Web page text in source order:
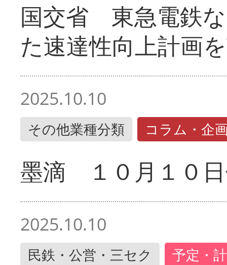
国交省 東急電鉄
た速達性向上計画
2025.10.10
その他業種分類 コラム・企
墨滴 １０月１０
2025.10.10
民鉄・公営・三セク 予定・